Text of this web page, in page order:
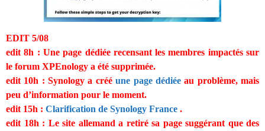
EDIT 5/08
edit 8h : Une page dédiée recensant les membres impactés sur
le forum XPEnology a été supprimée.
edit 10h : Synology a crééune page dédiéeau problème, mais
peu d’information pour le moment.
edit 15h : Clarification de Synology France .
edit 18h : Le site allemand a retiré sa page suggérant que des